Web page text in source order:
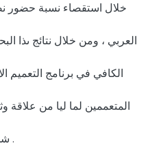
خلال استقصاء نسبة حضور
العربي ، ومن خلال نتائج ىذا
الكافي في برنامج التعميم
المتعممين لما ليا من علاقة